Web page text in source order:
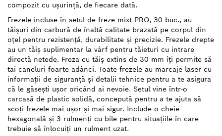
compozit cu ușurință, de fiecare dată.
Frezele incluse în setul de freze mixt PRO, 30 buc., au
tăișuri din carbură de înaltă calitate brazată pe corpul din
oțel pentru rezistență, durabilitate și precizie. Frezele drepte
au un tăiș suplimentar la vârf pentru tăieturi cu intrare
directă netede. Freza cu tăiș extins de 30 mm îți permite să
tai caneluri foarte adânci. Toate frezele au marcaje laser cu
informații de siguranță și detalii tehnice pentru a te asigura
că le găsești ușor oricând ai nevoie. Setul vine într-o
carcasă de plastic solidă, concepută pentru a te ajuta să
scoți frezele mai ușor și mai sigur. Include o cheie
hexagonală și 3 rulmenți cu bile pentru situațiile în care
trebuie să înlocuiți un rulment uzat.